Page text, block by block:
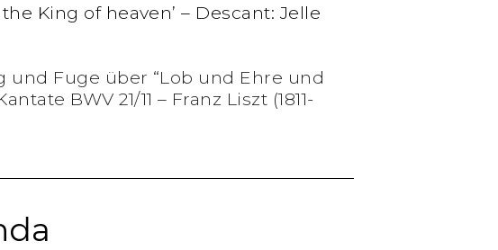
King of heaven’ – Descant: Jelle
und Fuge über “Lob und Ehre und
BWV 21/11 – Franz Liszt (1811-